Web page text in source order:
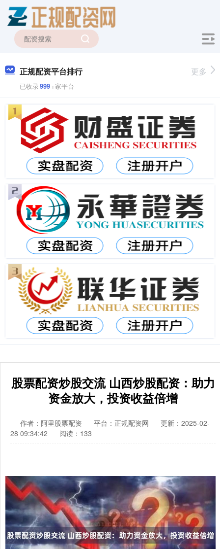
正规配资平台排行
已收录999+家平台
更多
股票配资炒股交流 山西炒股配资：助力
资金放大，投资收益倍增
作者：阿里股票配资 平台：正规配资网
更新：2025-02-
28 09:34:42
阅读：133